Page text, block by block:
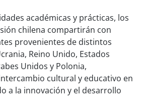
académicas y prácticas, los
chilena compartirán con
provenientes de distintos
Reino Unido, Estados
Unidos y Polonia,
cultural y educativo en
a la innovación y el desarrollo